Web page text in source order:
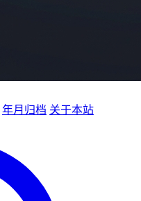
年月归档 关于本站